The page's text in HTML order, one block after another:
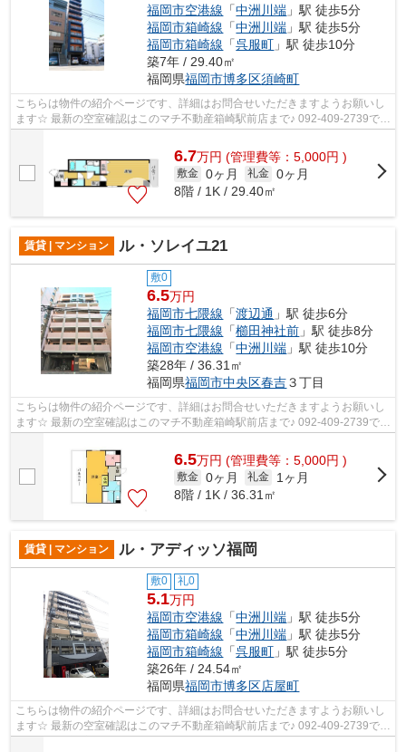
福岡市空港線 「中洲川端 」駅 徒歩5分
福岡市箱崎線 「中洲川端 」駅 徒歩5分
福岡市箱崎線 「呉服町 」駅 徒歩10分
築7年 / 29.40㎡
福岡県福岡市博多区須崎町
こちらは物件の紹介ページです、詳細はお問合せいただきますようお願いし
ます☆ 最新の空室確認はこのマチ不動産箱崎駅前店まで♪ 092-409-2739で
6.7万円 (管理費等：5,000円 )
敷金 0ヶ月 礼金 0ヶ月
8階 / 1K / 29.40㎡
賃貸 | マンション ル・ソレイユ21
敷0
6.5万円
福岡市七隈線 「渡辺通 」駅 徒歩6分
福岡市七隈線 「櫛田神社前 」駅 徒歩8分
福岡市空港線 「中洲川端 」駅 徒歩10分
築28年 / 36.31㎡
福岡県福岡市中央区春吉３丁目
こちらは物件の紹介ページです、詳細はお問合せいただきますようお願いし
ます☆ 最新の空室確認はこのマチ不動産箱崎駅前店まで♪ 092-409-2739で
6.5万円 (管理費等：5,000円 )
敷金 0ヶ月 礼金
1ヶ月
8階 / 1K / 36.31㎡
賃貸 | マンション ル・アディッソ福岡
敷0 礼0
5.1万円
福岡市空港線 「中洲川端 」駅 徒歩5分
福岡市箱崎線 「中洲川端 」駅 徒歩5分
福岡市箱崎線 「呉服町 」駅 徒歩5分
築26年 / 24.54㎡
福岡県福岡市博多区店屋町
こちらは物件の紹介ページです、詳細はお問合せいただきますようお願いし
ます☆ 最新の空室確認はこのマチ不動産箱崎駅前店まで♪ 092-409-2739で
す！迅速に対応致します！！！！！♪